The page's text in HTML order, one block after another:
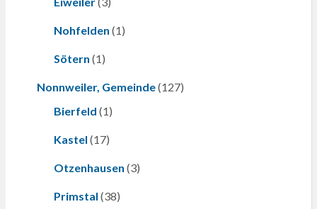
Nohfelden (1)
Sötern (1)
Nonnweiler, Gemeinde(127)
Bierfeld (1)
Kastel (17)
Otzenhausen (3)
Primstal (38)